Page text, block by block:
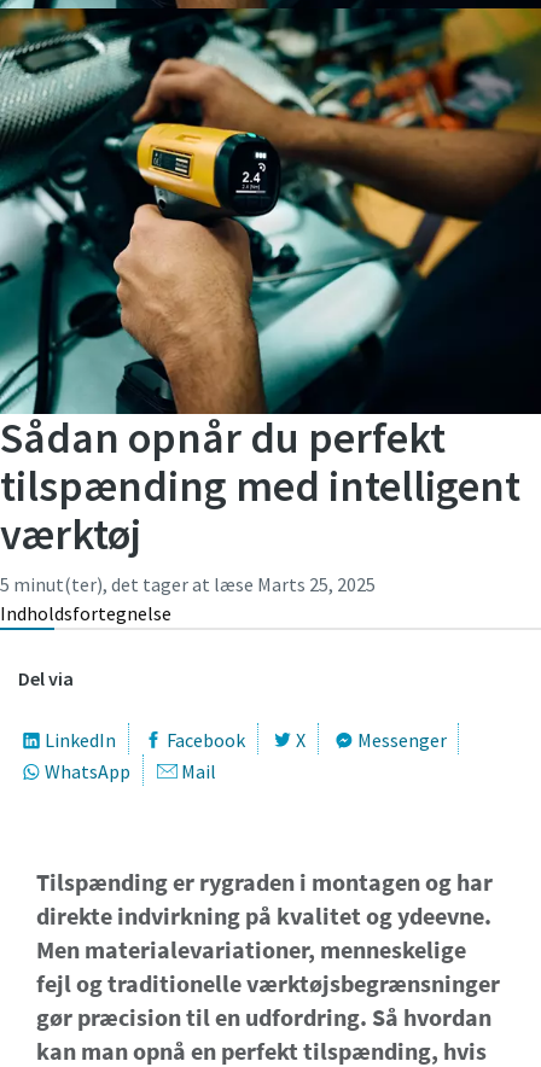
Se alle
Tid til at kalibrere?
Sikre din kvalitet og reducer fejl med værktøjskalibrering
og akkrediteret kvalitetssikringskalibrering.​
Se med
Dokumentation og ressourcer
Sådan opnår du perfekt
tilspænding med intelligent
værktøj
5 minut(ter), det tager at læse Marts 25, 2025
Indholdsfortegnelse
Del via
LinkedIn Facebook X
Messenger
WhatsApp
Mail
Tilspænding er rygraden i montagen og har
direkte indvirkning på kvalitet og ydeevne.
Men materialevariationer, menneskelige
fejl og traditionelle værktøjsbegrænsninger
gør præcision til en udfordring. Så hvordan
kan man opnå en perfekt tilspænding, hvis
Telefon
Yderligere oplysninger
Virksomhed
Land
Postnummer
Anmodning
Anmodningstype
Ethvert spørgsmål eller anmodning
Ved at indsende denne anmodning
giver du Atlas Copco mulighed for
at kontakte dig via de indsamlede
oplysninger. Du kan finde
yderligere oplysninger i vores
politik om beskyttelse af
personlige oplysninger.